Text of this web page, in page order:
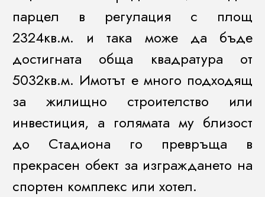
парцел в регулация с площ
2324кв.м. и така може да бъде
достигната обща квадратура от
5032кв.м. Имотът е много подходящ
за жилищно строителство или
инвестиция, а голямата му близост
до Стадиона го превръща в
прекрасен обект за изграждането на
спортен комплекс или хотел.